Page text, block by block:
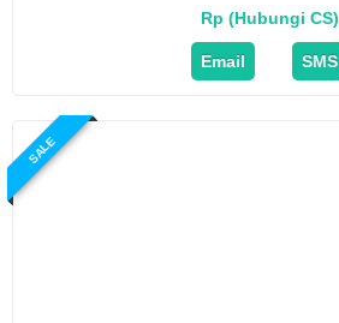
Rp (Hubungi CS)
Email SMS
SALE